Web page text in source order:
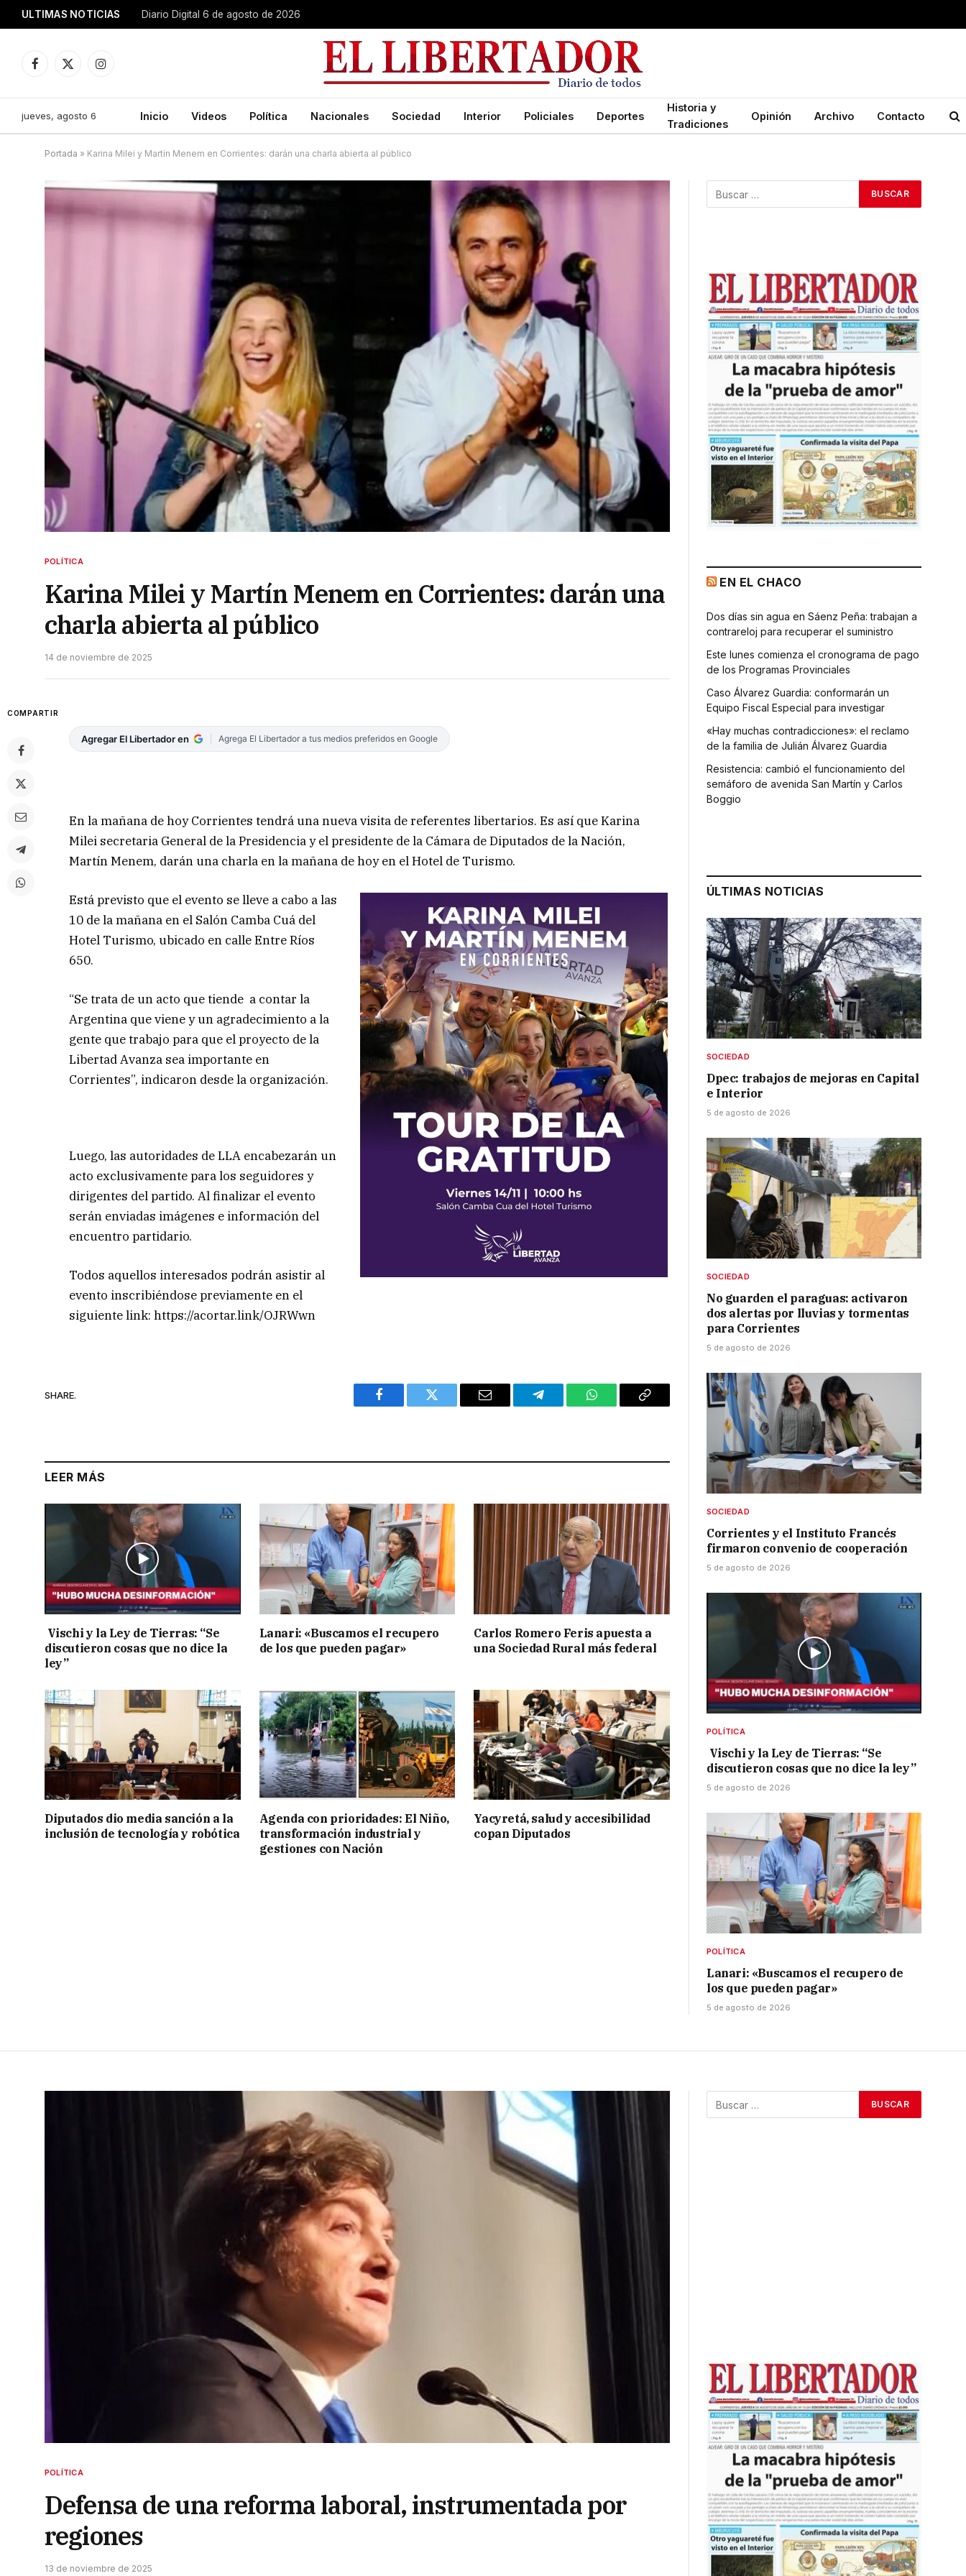
ULTIMAS NOTICIAS Diario Digital 6 de agosto de 2026
Facebook
X
Instagram
jueves, agosto 6 Inicio Videos Política Nacionales Sociedad Interior Policiales Deportes
Historia y
Tradiciones
Opinión Archivo Contacto
Portada » Karina Milei y Martín Menem en Corrientes: darán una charla abierta al público
POLÍTICA
Karina Milei y Martín Menem en Corrientes: darán una
charla abierta al público
14 de noviembre de 2025
COMPARTIR
Agregar El Libertador en Agrega El Libertador a tus medios preferidos en Google
En la mañana de hoy Corrientes tendrá una nueva visita de referentes libertarios. Es así que Karina
Milei secretaria General de la Presidencia y el presidente de la Cámara de Diputados de la Nación,
Martín Menem, darán una charla en la mañana de hoy en el Hotel de Turismo.
Está previsto que el evento se lleve a cabo a las
10 de la mañana en el Salón Camba Cuá del
Hotel Turismo, ubicado en calle Entre Ríos
650.
“Se trata de un acto que tiende a contar la
Argentina que viene y un agradecimiento a la
gente que trabajo para que el proyecto de la
Libertad Avanza sea importante en
Corrientes”, indicaron desde la organización.
Luego, las autoridades de LLA encabezarán un
acto exclusivamente para los seguidores y
dirigentes del partido. Al finalizar el evento
serán enviadas imágenes e información del
encuentro partidario.
Todos aquellos interesados podrán asistir al
evento inscribiéndose previamente en el
siguiente link: https://acortar.link/OJRWwn
SHARE.
Facebook Twitter Email Telegram WhatsAppCopy
LEER MÁS
Vischi y la Ley de Tierras: “Se
discutieron cosas que no dice la
ley”
Lanari: «Buscamos el recupero
de los que pueden pagar»
Carlos Romero Feris apuesta a
una Sociedad Rural más federal
Diputados dio media sanción a la
inclusión de tecnología y robótica
Agenda con prioridades: El Niño,
transformación industrial y
gestiones con Nación
Yacyretá, salud y accesibilidad
copan Diputados
EN EL CHACO
Dos días sin agua en Sáenz Peña: trabajan a
contrareloj para recuperar el suministro
Este lunes comienza el cronograma de pago
de los Programas Provinciales
Caso Álvarez Guardia: conformarán un
Equipo Fiscal Especial para investigar
«Hay muchas contradicciones»: el reclamo
de la familia de Julián Álvarez Guardia
Resistencia: cambió el funcionamiento del
semáforo de avenida San Martín y Carlos
Boggio
ÚLTIMAS NOTICIAS
SOCIEDAD
Dpec: trabajos de mejoras en Capital
e Interior
5 de agosto de 2026
SOCIEDAD
No guarden el paraguas: activaron
dos alertas por lluvias y tormentas
para Corrientes
5 de agosto de 2026
SOCIEDAD
Corrientes y el Instituto Francés
firmaron convenio de cooperación
5 de agosto de 2026
POLÍTICA
Vischi y la Ley de Tierras: “Se
discutieron cosas que no dice la ley”
5 de agosto de 2026
POLÍTICA
Lanari: «Buscamos el recupero de
los que pueden pagar»
5 de agosto de 2026
POLÍTICA
Defensa de una reforma laboral, instrumentada por
regiones
13 de noviembre de 2025